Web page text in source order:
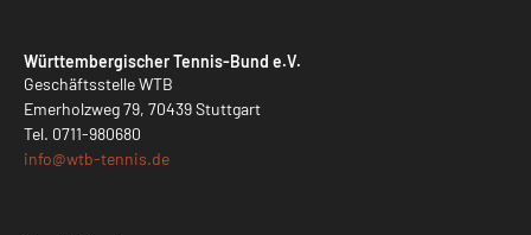
Württembergischer Tennis-Bund e.V.
Geschäftsstelle WTB
Emerholzweg 79, 70439 Stuttgart
Tel. 0711-980680
info@wtb-tennis.de